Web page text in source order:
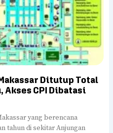
Ditutup Total
Akses CPI Dibatasi
yang berencana
tahun di sekitar Anjungan